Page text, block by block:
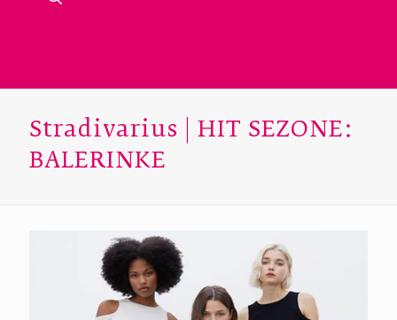
Stradivarius | HIT SEZONE:
BALERINKE